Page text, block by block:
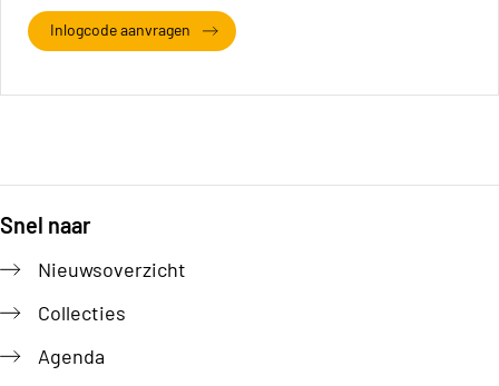
Inlogcode aanvragen
Snel naar
Nieuwsoverzicht
Collecties
Agenda